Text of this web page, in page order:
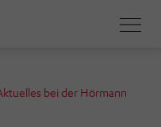
bei der Hörmann